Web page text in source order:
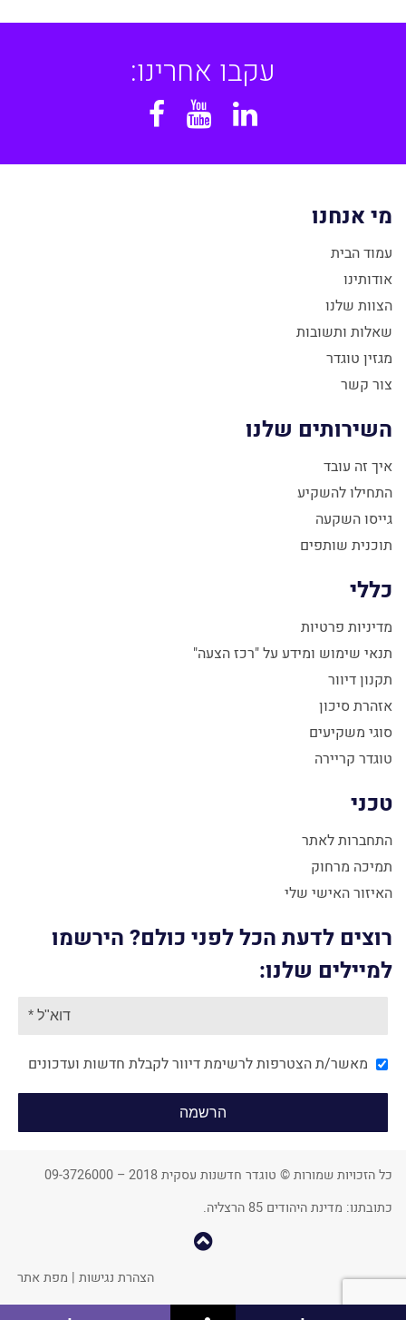
עקבו אחרינו:
Linkedin
YouTube
מי אנחנו
עמוד הבית
אודותינו
הצוות שלנו
שאלות ותשובות
מגזין טוגדר
צור קשר
השירותים שלנו
איך זה עובד
התחילו להשקיע
גייסו השקעה
תוכנית שותפים
כללי
מדיניות פרטיות
תנאי שימוש ומידע על "רכז הצעה"
תקנון דיוור
אזהרת סיכון
סוגי משקיעים
טוגדר קריירה
טכני
התחברות לאתר
תמיכה מרחוק
האיזור האישי שלי
רוצים לדעת הכל לפני כולם? הירשמו
למיילים שלנו:
מאשר/ת הצטרפות לרשימת דיוור לקבלת חדשות ועדכונים
כל הזכויות שמורות © טוגדר חדשנות עסקית 2018 – 09-3726000
כתובתנו: מדינת היהודים 85 הרצליה.
קפוץ
הצהרת נגישות | מפת אתר